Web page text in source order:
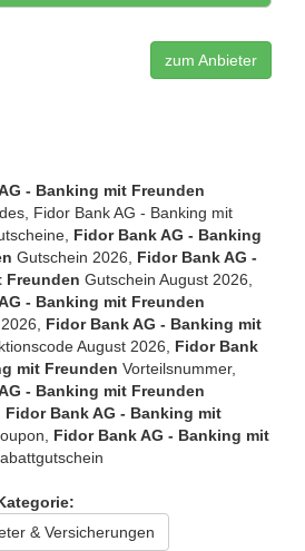
zum Anbieter
- Banking mit Freunden
Fidor Bank AG - Banking mit
Fidor Bank AG - Banking
Gutschein 2026, Fidor Bank AG -
Freunden Gutschein August 2026,
- Banking mit Freunden
Fidor Bank AG - Banking mit
August 2026, Fidor Bank
mit Freunden Vorteilsnummer,
- Banking mit Freunden
Fidor Bank AG - Banking mit
Fidor Bank AG - Banking mit
& Versicherungen